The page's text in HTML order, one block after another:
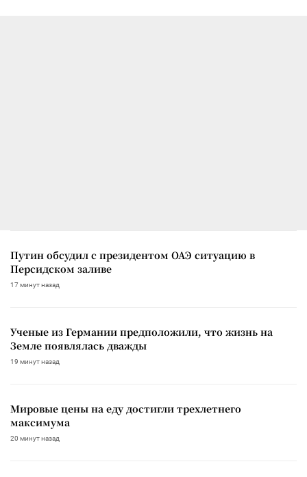
Путин обсудил с президентом ОАЭ ситуацию в
Персидском заливе
17 минут назад
Ученые из Германии предположили, что жизнь на
Земле появлялась дважды
19 минут назад
Мировые цены на еду достигли трехлетнего
максимума
20 минут назад